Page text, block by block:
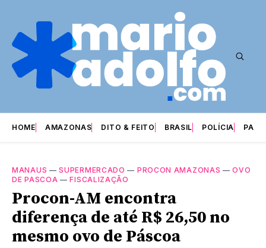
HOME AMAZONAS DITO & FEITO BRASIL POLÍCIA
MANAUS —SUPERMERCADO — PROCON AMAZONAS —OVO
DE PASCOA —FISCALIZAÇÃO
Procon-AM encontra
diferença de até R$ 26,50 no
mesmo ovo de Páscoa